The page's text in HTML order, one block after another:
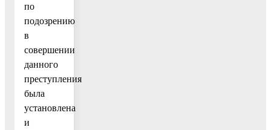
по
подозрению
в
совершении
данного
преступления
была
установлена
и